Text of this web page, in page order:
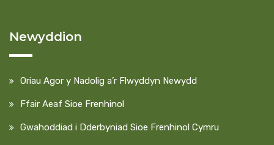
Newyddion
Oriau Agor y Nadolig a’r Flwyddyn Newydd
Ffair Aeaf Sioe Frenhinol
Gwahoddiad i Dderbyniad Sioe Frenhinol Cymru